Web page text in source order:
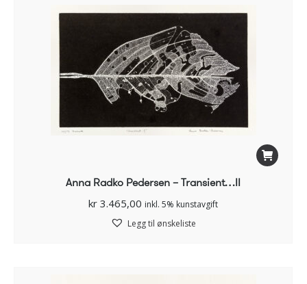
Anna Radko Pedersen – Transient…II
kr 3.465,00 inkl. 5% kunstavgift
Legg til ønskeliste